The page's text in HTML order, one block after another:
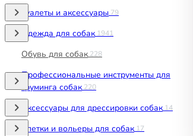
Туалеты и аксессуары 79
Одежда для собак 1941
Обувь для собак 228
Профессиональные инструменты для
груминга собак 220
Аксессуары для дрессировки собак 14
Клетки и вольеры для собак 17